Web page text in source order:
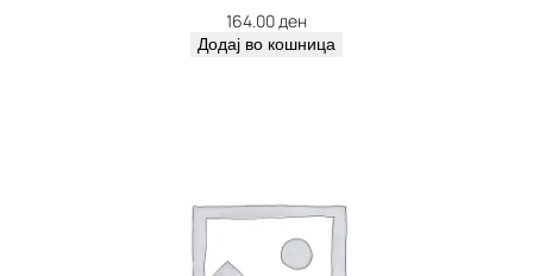
164.00ден
Додај во кошница